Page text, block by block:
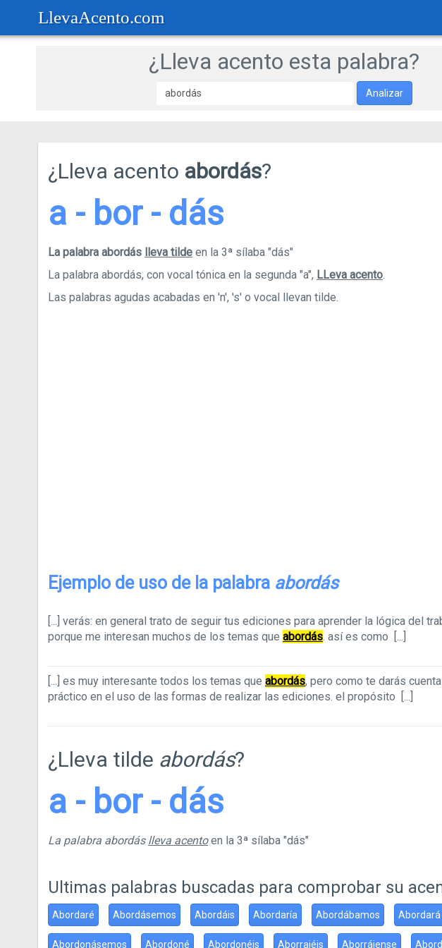
LlevaAcento.com
¿Lleva acento esta palabra?
Analizar
¿Lleva acento abordás?
a - bor - dás
La palabra abordás lleva tilde en la 3ª sílaba "dás"
La palabra abordás, con vocal tónica en la segunda "a", LLeva acento.
Las palabras agudas acabadas en 'n', 's' o vocal llevan tilde.
Ejemplo de uso de la palabra abordás
[...] verás: en general trato de seguir tus ediciones para aprender la lógica del
porque me interesan muchos de los temas que abordás. así es como [...]
[...] es muy interesante todos los temas que abordás, pero como te darás
práctico en el uso de las formas de realizar las ediciones. el propósito [...]
¿Lleva tilde abordás?
a - bor - dás
La palabra abordás lleva acentoen la 3ª sílaba "dás"
Ultimas palabras buscadas para comprobar su
Abordaré Abordásemos Abordáis Abordaría Abordábamos Abordará
Abordonásemos Abordoné Abordonéis Aborrajéis Aborrájense